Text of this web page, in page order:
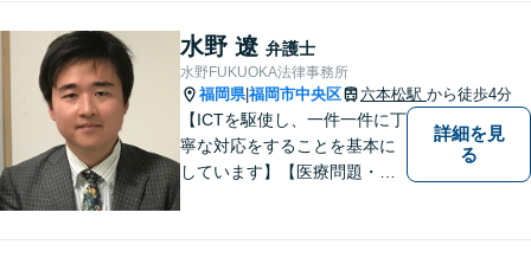
決への大きな一歩となりま
す。 些細なことでも、お気軽
にご相談下さい。
水野 遼 弁護士
水野FUKUOKA法律事務所
福岡県|福岡市中央区 六本松駅 から徒歩4分
【ICTを駆使し、一件一件に丁
寧な対応をすることを基本に
しています】【医療問題・交
詳細を見
る